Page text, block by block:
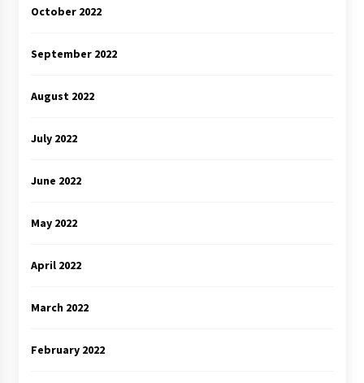
October 2022
September 2022
August 2022
July 2022
June 2022
May 2022
April 2022
March 2022
February 2022